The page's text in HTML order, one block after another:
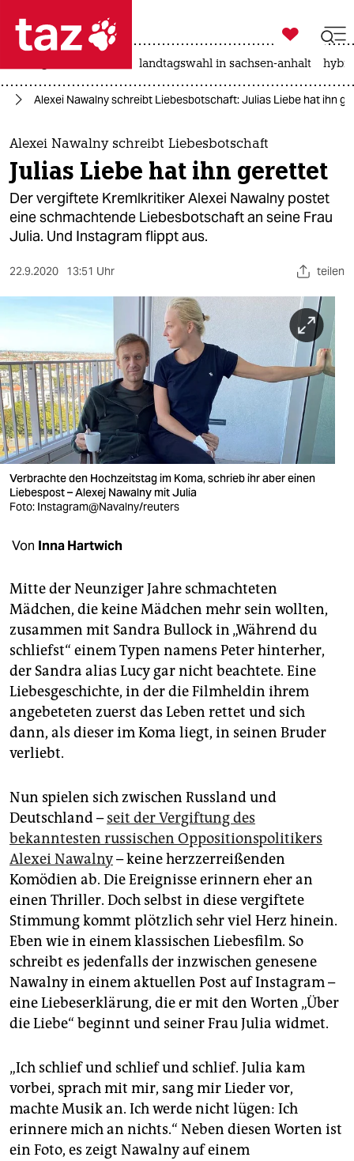
 taz zahl ich
taz zahl ich
themen
politik
öko
sport
berlin
nord
wahrheit
verlag
verlag
shop
fragen & hilfe
unterstützen
abo
genossenschaft
epaper login

taz zahl ich
landtagswahl in sachsen-anhalt
Alexei Nawalny schreibt Liebesbotschaft: Julias Liebe hat ihn
Alexei Nawalny schreibt Liebesbotschaft
Julias Liebe hat ihn gerettet
Der vergiftete Kremlkritiker Alexei Nawalny postet
eine schmachtende Liebesbotschaft an seine Frau
Julia. Und Instagram flippt aus.
22.9.2020 13:51 Uhr teilen
Verbrachte den Hochzeitstag im Koma, schrieb ihr aber einen
Liebespost – Alexej Nawalny mit Julia
Foto: Instagram@Navalny/reuters
Von Inna Hartwich
Mitte der Neunziger Jahre schmachteten
Mädchen, die keine Mädchen mehr sein wollten,
zusammen mit Sandra Bullock in „Während du
schliefst“ einem Typen namens Peter hinterher,
der Sandra alias Lucy gar nicht beachtete. Eine
Liebesgeschichte, in der die Filmheldin ihrem
angebeteten zuerst das Leben rettet und sich
dann, als dieser im Koma liegt, in seinen Bruder
verliebt.
Nun spielen sich zwischen Russland und
Deutschland –seit der Vergiftung des
bekanntesten russischen Oppositionspolitikers
Alexei Nawalny– keine herzzerreißenden
Komödien ab. Die Ereignisse erinnern eher an
einen Thriller. Doch selbst in diese vergiftete
Stimmung kommt plötzlich sehr viel Herz hinein.
Eben wie in einem klassischen Liebesfilm. So
schreibt es jedenfalls der inzwischen genesene
Nawalny in einem aktuellen Post auf Instagram –
eine Liebeserklärung, die er mit den Worten „Über
die Liebe“ beginnt und seiner Frau Julia widmet.
„Ich schlief und schlief und schlief. Julia kam
vorbei, sprach mit mir, sang mir Lieder vor,
machte Musik an. Ich werde nicht lügen: Ich
erinnere mich an nichts.“ Neben diesen Worten ist
ein Foto, es zeigt Nawalny auf einem